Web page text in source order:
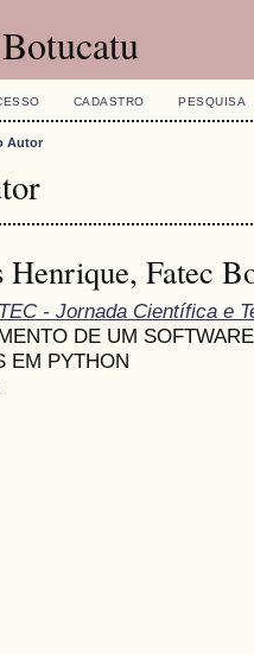
CADASTRO PESQUISA
Autor
Henrique, Fatec
- Jornada Científica e
DE UM
EM PYTHON